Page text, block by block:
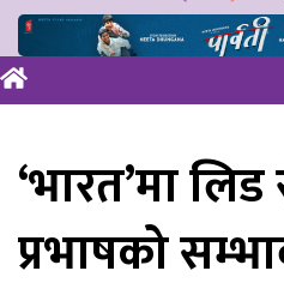
‘भारत’मा
प्रभाषको